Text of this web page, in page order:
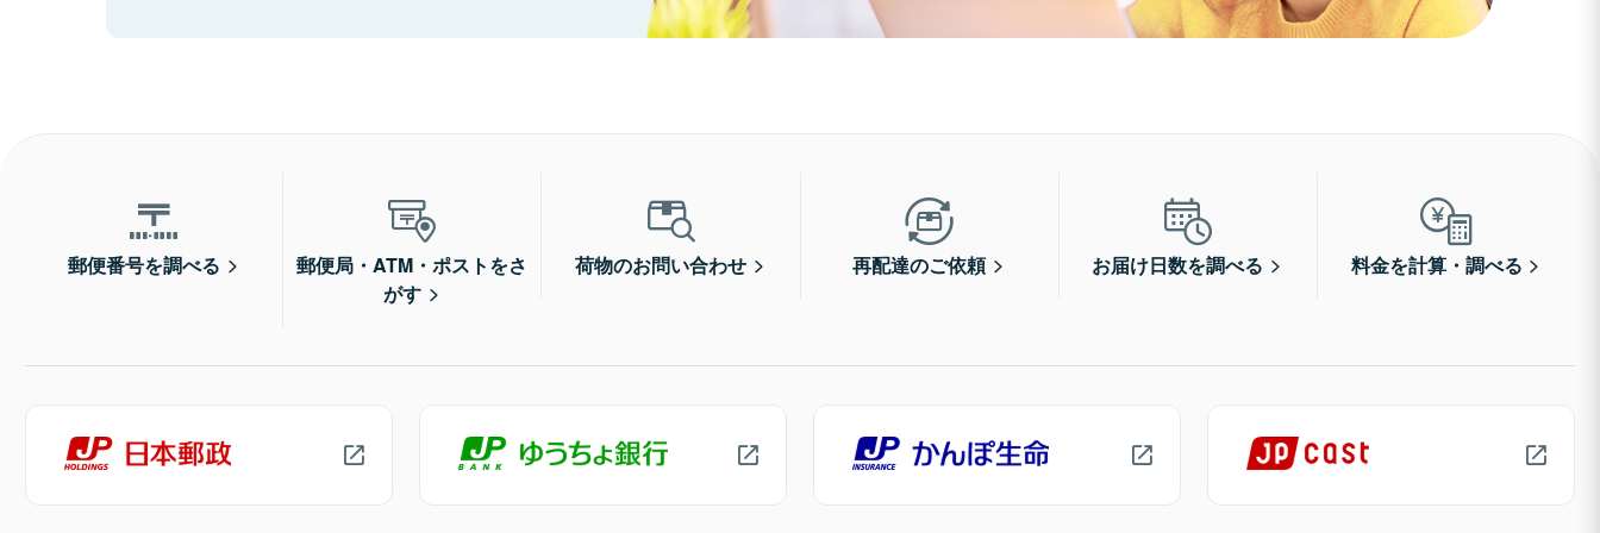
郵便番号を調べる
郵便局・ATM・ポストをさ
がす
荷物のお問い合わせ 再配達のご依頼 お届け日数を調べる 料金を計算・調べる